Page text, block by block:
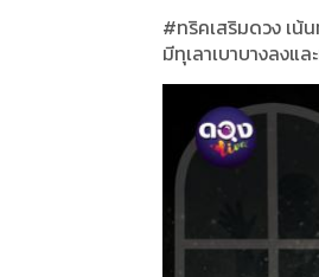
#ทริคเสริมดวง เน้
มีทุเลาเบาบางลงแ